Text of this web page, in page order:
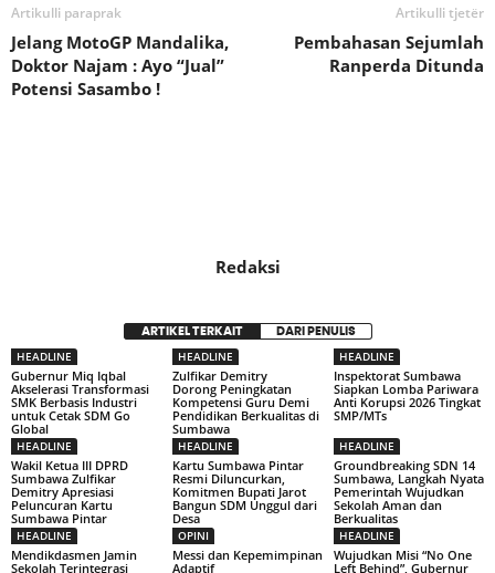
Artikulli paraprak
Jelang MotoGP Mandalika,
Doktor Najam : Ayo “Jual”
Potensi Sasambo !
Artikulli tjetër
Pembahasan Sejumlah
Ranperda Ditunda
Redaksi
ARTIKEL TERKAIT DARI PENULIS
HEADLINE
Gubernur Miq Iqbal
Akselerasi Transformasi
SMK Berbasis Industri
untuk Cetak SDM Go
Global
HEADLINE
Zulfikar Demitry
Dorong Peningkatan
Kompetensi Guru Demi
Pendidikan Berkualitas di
Sumbawa
HEADLINE
Inspektorat Sumbawa
Siapkan Lomba Pariwara
Anti Korupsi 2026 Tingkat
SMP/MTs
HEADLINE
Wakil Ketua III DPRD
Sumbawa Zulfikar
Demitry Apresiasi
Peluncuran Kartu
Sumbawa Pintar
HEADLINE
Kartu Sumbawa Pintar
Resmi Diluncurkan,
Komitmen Bupati Jarot
Bangun SDM Unggul dari
Desa
HEADLINE
Groundbreaking SDN 14
Sumbawa, Langkah Nyata
Pemerintah Wujudkan
Sekolah Aman dan
Berkualitas
HEADLINE
Mendikdasmen Jamin
Sekolah Terintegrasi
OPINI
Messi dan Kepemimpinan
Adaptif
HEADLINE
Wujudkan Misi “No One
Left Behind”, Gubernur